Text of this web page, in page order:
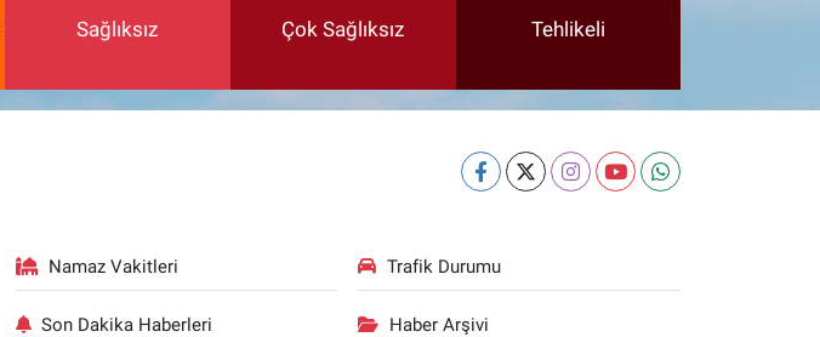
Sağlıksız Çok Sağlıksız Tehlikeli
Namaz Vakitleri Trafik Durumu
Son Dakika Haberleri Haber Arşivi